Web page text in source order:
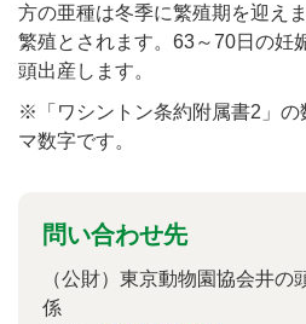
方の亜種は冬季に繁殖期を迎え
繁殖とされます。63～70日の妊
頭出産します。
※「ワシントン条約附属書2」の
マ数字です。
問い合わせ先
（公財）東京動物園協会井の
係